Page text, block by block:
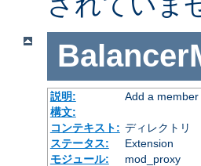
説明:
Add a
構文:
コンテキスト: ディレクトリ
ステータス:
Extension
モジュール:
mod_proxy